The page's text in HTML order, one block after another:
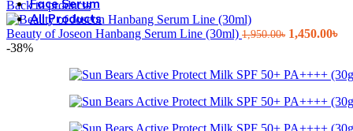
Face Serum
All Products
990.00৳.
Back to products
Beauty of Joseon Hanbang Serum Line (30ml) 1,950.00৳ Original
1,950.00৳.
1,450.00৳
-38%